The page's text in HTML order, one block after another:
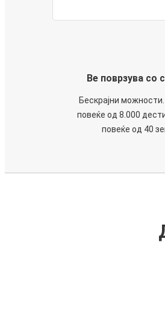
Ве поврзува со
Бескрајни можности.
повеќе од 8.000
повеќе од 40